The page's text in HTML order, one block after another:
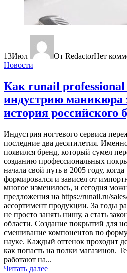
13Июл От RedactorНет
Новости
Как runail
индустрию маникюра
история российского
Индустрия ногтевого сервиса
последние два десятилетия.
появился бренд, который сумел
созданию профессиональных
начала свой путь в 2005 году,
формировался и зависел от
многое изменилось, и сегодня
предложения на https://runail.ru/
ассортимент продукции. За годы
не просто занять нишу, а стать
области. Создание покрытий для
смешивание компонентов по
науке. Каждый оттенок проходит
как попасть на полки магазинов.
работают на...
Читать далее